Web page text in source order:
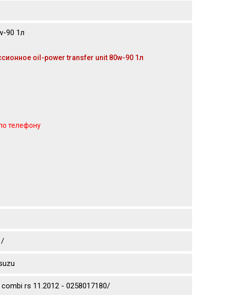
90 1л
oil-power transfer unit 80w-90 1л
телефону
/
rs 11.2012 - 0258017180/